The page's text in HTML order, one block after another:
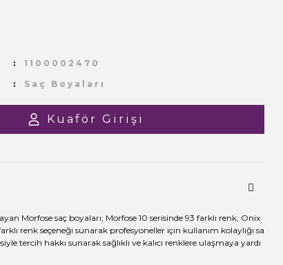
1100002470
Saç Boyaları
Kuaför Girişi
Morfose saç boyaları; Morfose 10 serisinde 93 farklı renk, Onix
renk seçeneği sunarak profesyoneller için kullanım kolaylığı sa
tercih hakkı sunarak sağlıklı ve kalıcı renklere ulaşmaya yardı